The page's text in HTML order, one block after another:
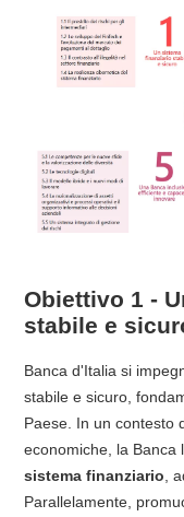
Obiettivo 1 -
stabile e
Banca d'Italia si
stabile e sicuro,
Paese. In un contesto
economiche, la Banca
sistema finanziario ,
Parallelamente,